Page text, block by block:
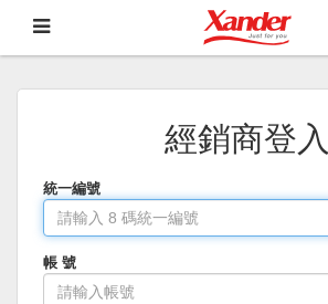
經銷商登入
統一編號
帳 號